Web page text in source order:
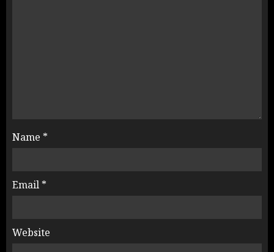
Name *
Email *
Website